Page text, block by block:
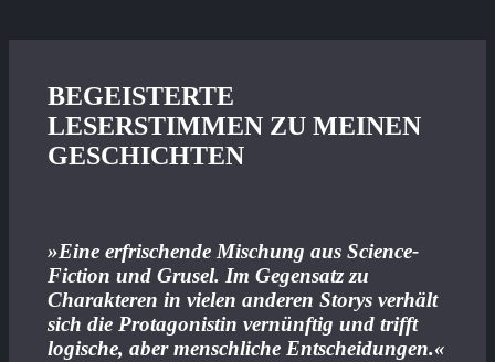
BEGEISTERTE
LESERSTIMMEN ZU MEINEN
GESCHICHTEN
»Eine erfrischende Mischung aus Science-
Fiction und Grusel. Im Gegensatz zu
Charakteren in vielen anderen Storys verhält
sich die Protagonistin vernünftig und trifft
logische, aber menschliche Entscheidungen.«